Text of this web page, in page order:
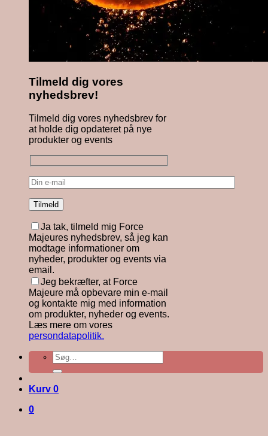
Tilmeld dig vores
nyhedsbrev!
Tilmeld dig vores nyhedsbrev for
at holde dig opdateret på nye
produkter og events
Ja tak, tilmeld mig Force
Majeures nyhedsbrev, så jeg kan
modtage informationer om
nyheder, produkter og events via
email.
Jeg bekræfter, at Force
Majeure må opbevare min e-mail
og kontakte mig med information
om produkter, nyheder og events.
Læs mere om vores
persondatapolitik.
Søg
efter:
Kurv 0
0